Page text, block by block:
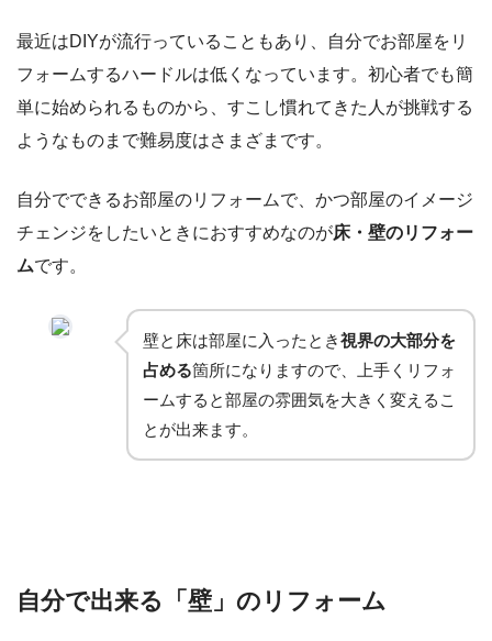
最近はDIYが流行っていることもあり、自分でお部屋をリ
フォームするハードルは低くなっています。初心者でも簡
単に始められるものから、すこし慣れてきた人が挑戦する
ようなものまで難易度はさまざまです。
自分でできるお部屋のリフォームで、かつ部屋のイメージ
チェンジをしたいときにおすすめなのが床・壁のリフォー
ムです。
壁と床は部屋に入ったとき視界の大部分を
占める箇所になりますので、上手くリフォ
ームすると部屋の雰囲気を大きく変えるこ
とが出来ます。
自分で出来る「壁」のリフォーム